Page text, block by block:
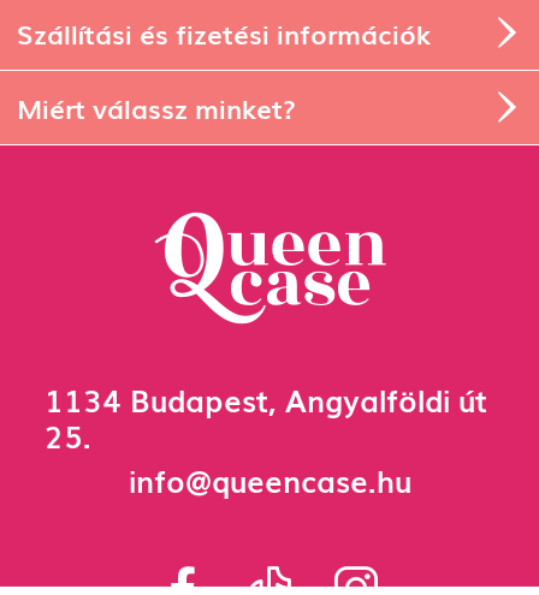
Szállítási és fizetési információk
Miért válassz minket?
1134 Budapest, Angyalföldi út
25.
info@queencase.hu